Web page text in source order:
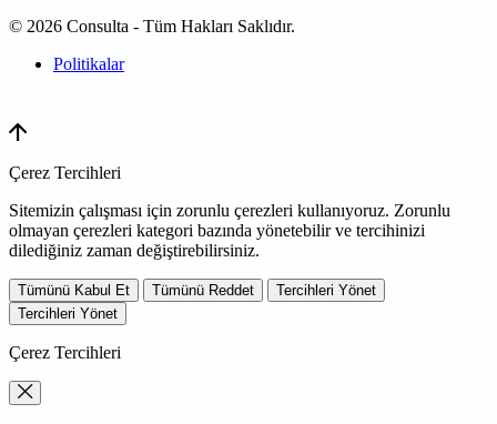
© 2026 Consulta - Tüm Hakları Saklıdır.
Politikalar
Çerez Tercihleri
Sitemizin çalışması için zorunlu çerezleri kullanıyoruz. Zorunlu
olmayan çerezleri kategori bazında yönetebilir ve tercihinizi
dilediğiniz zaman değiştirebilirsiniz.
Tümünü Kabul Et Tümünü Reddet
Tercihleri Yönet
Tercihleri Yönet
Çerez Tercihleri